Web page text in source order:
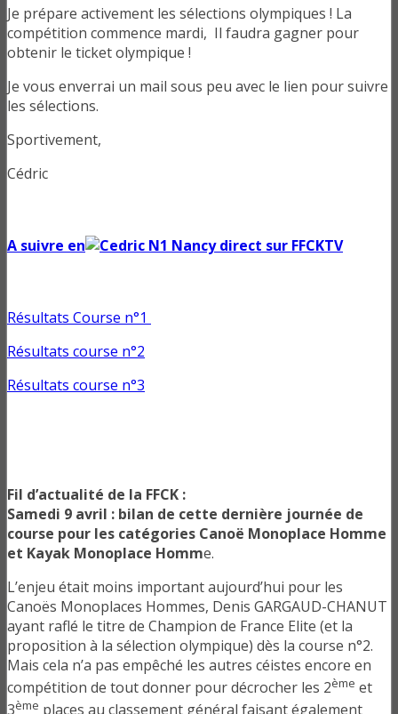
Je prépare activement les sélections olympiques ! La
compétition commence mardi, Il faudra gagner pour
obtenir le ticket olympique !
Je vous enverrai un mail sous peu avec le lien pour suivre
les sélections.
Sportivement,
Cédric
A suivre en direct sur FFCKTV
Résultats Course n°1
Résultats course n°2
Résultats course n°3
Fil d’actualité de la FFCK :
Samedi 9 avril : bilan de cette dernière journée de
course pour les catégories Canoë Monoplace Homme
et Kayak Monoplace Homme.
L’enjeu était moins important aujourd’hui pour les
Canoës Monoplaces Hommes, Denis GARGAUD-CHANUT
ayant raflé le titre de Champion de France Elite (et la
proposition à la sélection olympique) dès la course n°2.
Mais cela n’a pas empêché les autres céistes encore en
compétition de tout donner pour décrocher les 2ème et
3ème places au classement général faisant également